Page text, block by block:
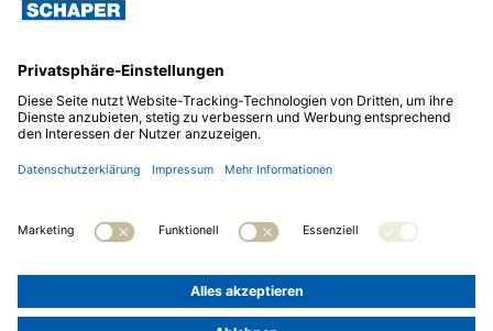
© 2026Albert Schaper Hoch- und Ingenieurbau GmbH
05121 81072
Impressum
Datenschutz